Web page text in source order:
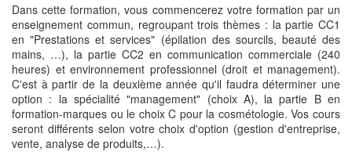
Dans cette formation, vous commencerez votre formation par un
enseignement commun, regroupant trois thèmes : la partie CC1
en "Prestations et services" (épilation des sourcils, beauté des
mains, …), la partie CC2 en communication commerciale (240
heures) et environnement professionnel (droit et management).
C'est à partir de la deuxième année qu'il faudra déterminer une
option : la spécialité "management" (choix A), la partie B en
formation-marques ou le choix C pour la cosmétologie. Vos cours
seront différents selon votre choix d'option (gestion d'entreprise,
vente, analyse de produits,…).